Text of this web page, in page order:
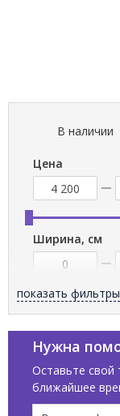
В наличии
Цена
Ширина, см
ANTONIO
CARIMALI
DURAVIT
показать фильтры
Нужна
Оставьте
ближайшее